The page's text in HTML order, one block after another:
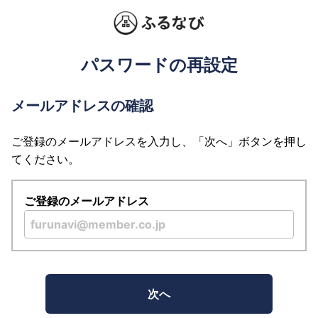
パスワードの再設定
メールアドレスの確認
ご登録のメールアドレスを入力し、「次へ」ボタンを押し
てください。
ご登録のメールアドレス